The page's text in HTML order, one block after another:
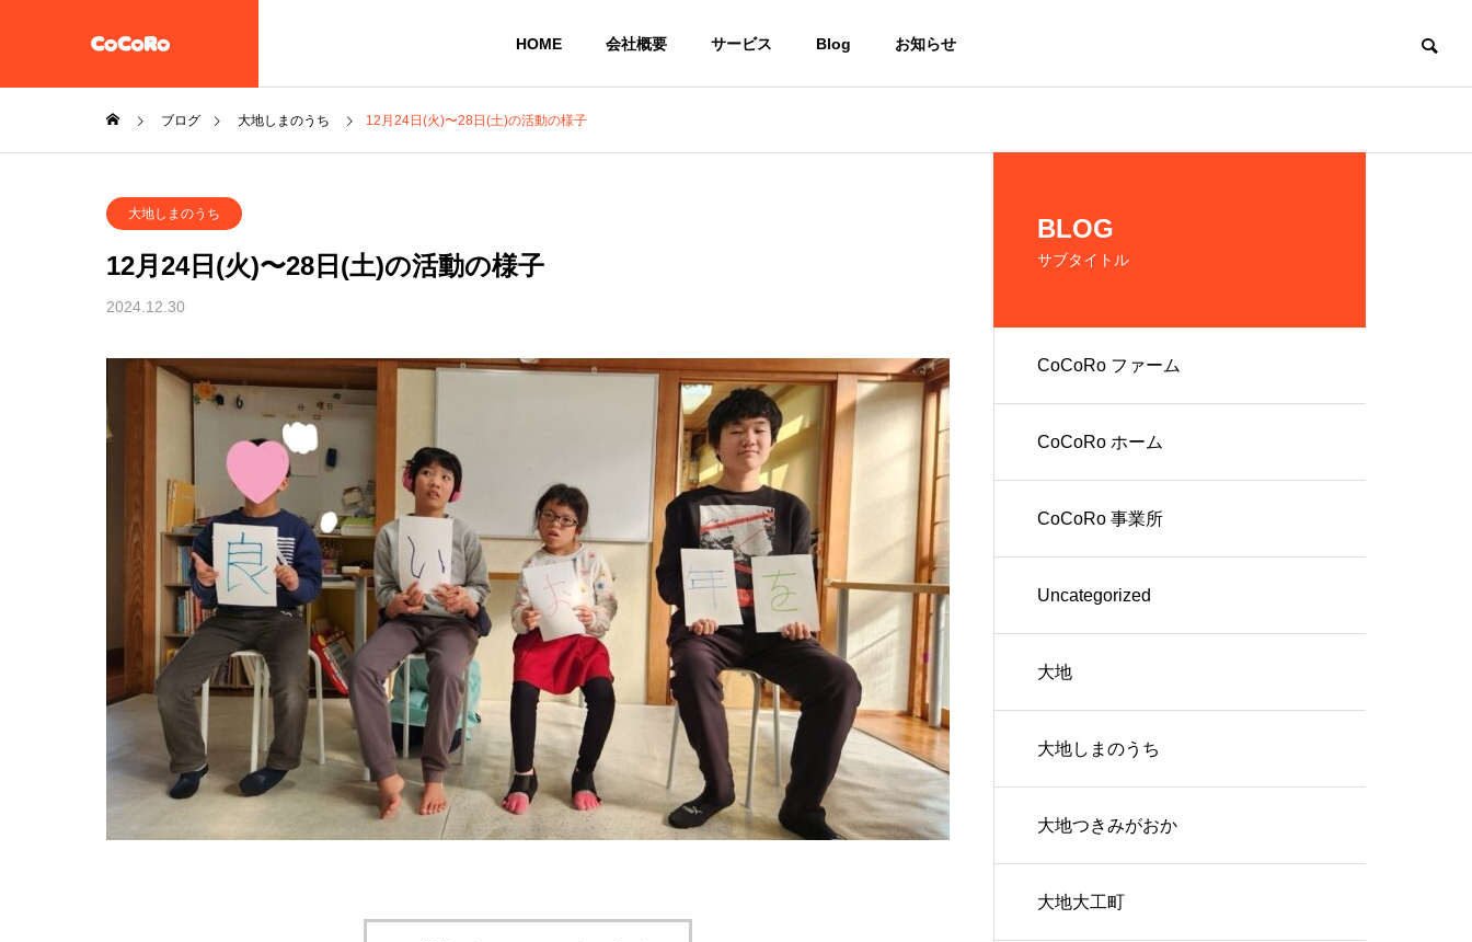
HOME 会社概要 サービス Blog お知らせ
ーム【CoCoRoホーム】
放課後等デイサービス 大地
一般社団法人 誠樹会
放課後等デイサービス
大地
共同生活による住
環境を提供
共同生活援助グループ
ホーム CoCoRoホーム
農作物の生産およ
び販売
農業生産法人 株式会社
CoCoRoファーム
境を提供
就労継続支援A型
ブログ 大地しまのうち 12月24日(火)〜28日(土)の活動の様子
大地しまのうち
12月24日(火)〜28日(土)の活動の様子
2024.12.30
BLOG
サブタイトル
CoCoRo ファーム
CoCoRo ホーム
CoCoRo 事業所
Uncategorized
大地
大地しまのうち
大地つきみがおか
大地大工町